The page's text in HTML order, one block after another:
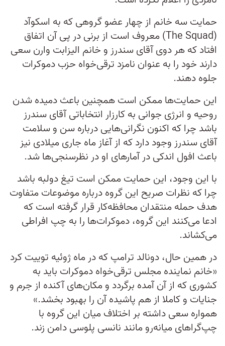
حمایت سه خانم از چهار عضو گروهی که به اسکوآد
(The Squad)‌ معروف است از برنی در پی آن اتفاق
افتاد که هر دوی آقای سندرز و خانم الیزابت وارن سعی
دارند خود را به عنوان نامزد ترقی‌خواه حزب دموکرات
جلوه دهند.
این حمایت‌ها ممکن است همچنین باعث دمیده شدن
روحیه و انرژی جوانی به کارزار انتخاباتی آقای سندرز
باشد چرا که اکنون نگرانی‌هایی درباره سن و سلامت
آقای سندرز وجود دارد که از آغاز ماه جاری میلادی نیز
باعث افول اندکی در آمارهای او در نظرسنجی‌ها شد.
با این وجود، این حمایت ممکن است تیغ دولبه باشد
چرا که نظرات صریح این گروه درباره موضوعات متفاوت
هدف حمله منتقدان محافظه‌کار قرار گرفته است که
ادعا می‌کنند این گروه، دموکرات‌ها را به چپ افراطی
می‌کشاند.
در همین حال، دونالد ترامپ که در ماه ژوئیه توییت کرد
«خانم نماینده مجلس ترقی‌خواه دموکرات باید به
کشوری که از آن آمده برگردد و مکان‌های آکنده از جرم و
جنایات و کاملا از هم پاشیده آن را بهبود بخشد.»
همواره سعی داشته بر اختلاف میان این گروه با
چپ‌گراهای میانه‌رو مانند نانسی پلوسی دامن زند.